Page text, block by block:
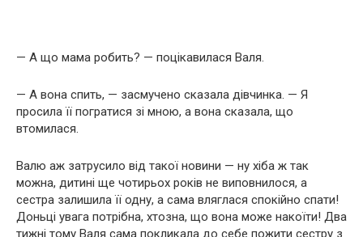
— А що мама робить? — поцікавилася Валя.
— А вона спить, — засмучено сказала дівчинка. — Я
просила її погратися зі мною, а вона сказала, що
втомилася.
Валю аж затрусило від такої новини — ну хіба ж так
можна, дитині ще чотирьох років не виповнилося, а
сестра залишила її одну, а сама вляглася спокійно спати!
Доньці увага потрібна, хтозна, що вона може накоїти! Два
тижні тому Валя сама покликала до себе пожити сестру з